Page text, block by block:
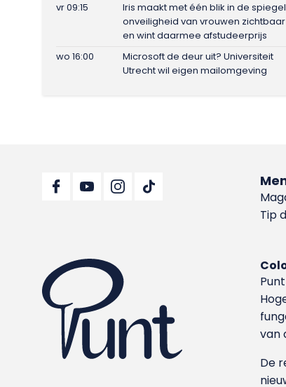
vr 09:15
Iris maakt met één blik in de spiegel
onveiligheid van vrouwen zichtbaar
en wint daarmee afstudeerprijs
wo 16:00
Microsoft de deur uit? Universiteit
Utrecht wil eigen mailomgeving
Tip
van
De